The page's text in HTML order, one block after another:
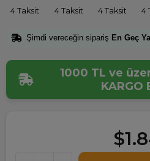
4 Taksit 4 Taksit 4 Taksit 4
Şimdi vereceğin sipariş En Geç
1000 TL ve
KARGO